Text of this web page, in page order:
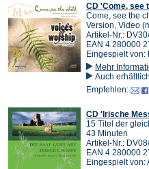
CD 'Come, see
Come, see the
Version, Video
Artikel-Nr.:
EAN 4 280000
Eingespielt von:
Mehr
Auch
Empfehlen:
CD 'Irische
15 Titel der
43 Minuten
Artikel-Nr.:
EAN 4 280000
Eingespielt von: